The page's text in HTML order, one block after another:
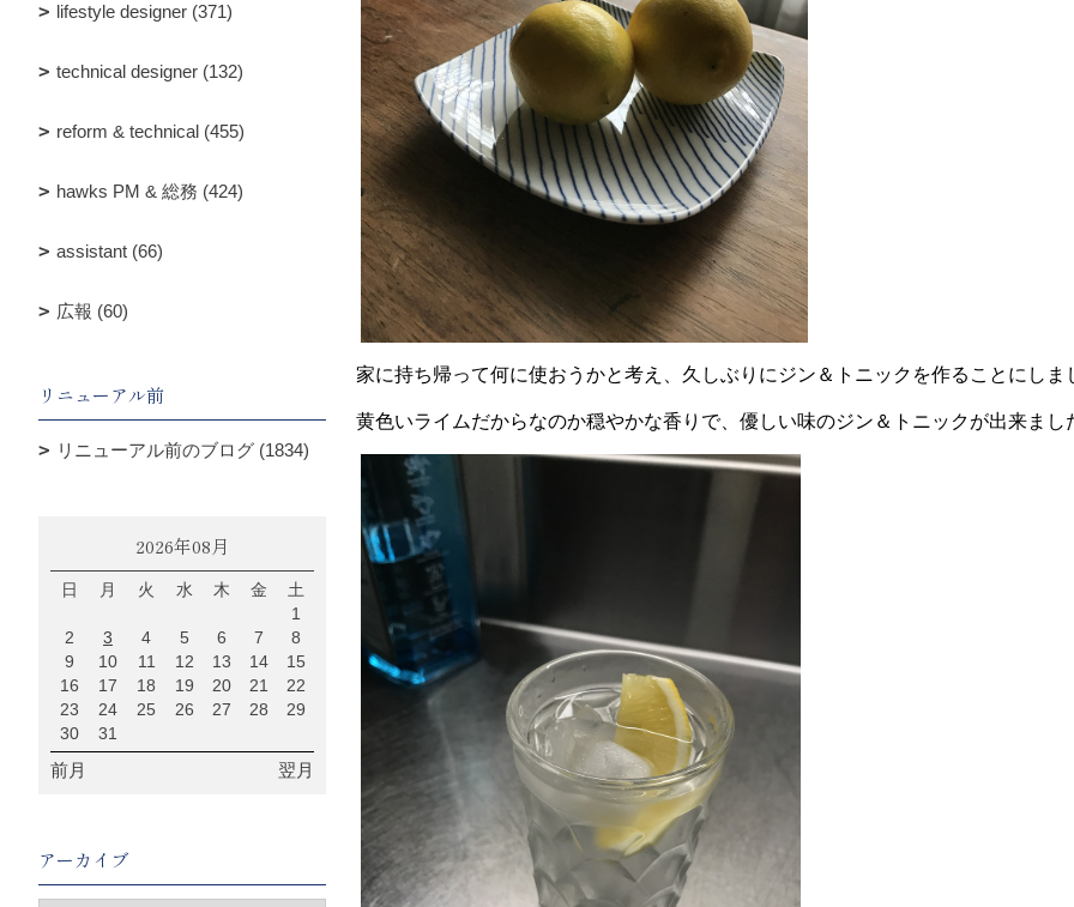
家に持ち帰って何に使おうかと考え、久しぶりにジン＆トニックを作ることにしま
黄色いライムだからなのか穏やかな香りで、優しい味のジン＆トニックが出来まし
lifestyle designer (371)
technical designer (132)
reform & technical (455)
hawks PM & 総務 (424)
assistant (66)
広報 (60)
リニューアル前
リニューアル前のブログ (1834)
2026年08月
日 月 火 水 木 金
土
1
2
3 4 5 6 7
8
9
10 11 12 13 14
15
16
17 18 19 20 21
22
23
24 25 26 27 28
29
30
31
前月 翌月
アーカイブ